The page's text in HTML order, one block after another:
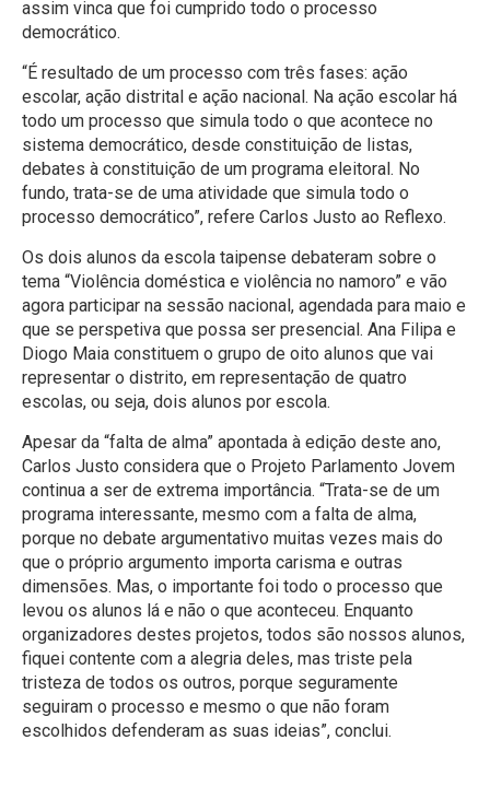
assim vinca que foi cumprido todo o processo
democrático.
“É resultado de um processo com três fases: ação
escolar, ação distrital e ação nacional. Na ação escolar há
todo um processo que simula todo o que acontece no
sistema democrático, desde constituição de listas,
debates à constituição de um programa eleitoral. No
fundo, trata-se de uma atividade que simula todo o
processo democrático”, refere Carlos Justo ao Reflexo.
Os dois alunos da escola taipense debateram sobre o
tema “Violência doméstica e violência no namoro” e vão
agora participar na sessão nacional, agendada para maio e
que se perspetiva que possa ser presencial. Ana Filipa e
Diogo Maia constituem o grupo de oito alunos que vai
representar o distrito, em representação de quatro
escolas, ou seja, dois alunos por escola.
Apesar da “falta de alma” apontada à edição deste ano,
Carlos Justo considera que o Projeto Parlamento Jovem
continua a ser de extrema importância. “Trata-se de um
programa interessante, mesmo com a falta de alma,
porque no debate argumentativo muitas vezes mais do
que o próprio argumento importa carisma e outras
dimensões. Mas, o importante foi todo o processo que
levou os alunos lá e não o que aconteceu. Enquanto
organizadores destes projetos, todos são nossos alunos,
fiquei contente com a alegria deles, mas triste pela
tristeza de todos os outros, porque seguramente
seguiram o processo e mesmo o que não foram
escolhidos defenderam as suas ideias”, conclui.